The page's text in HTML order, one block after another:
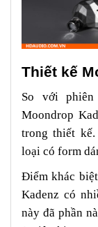
Thiết kế
So với
Moondrop
trong thiết
loại có form
Điểm khác
Kadenz có
này đã phần